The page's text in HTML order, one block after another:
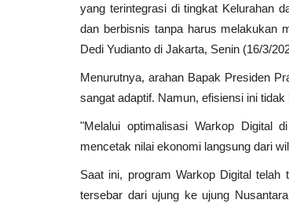
yang terintegrasi di tingkat Kelurahan
dan berbisnis tanpa harus melakukan
Dedi Yudianto di Jakarta, Senin (16/3/
Menurutnya, arahan Bapak Presiden
sangat adaptif. Namun, efisiensi ini
"Melalui optimalisasi Warkop Digital
mencetak nilai ekonomi langsung dari
Saat ini, program Warkop Digital
tersebar dari ujung ke ujung